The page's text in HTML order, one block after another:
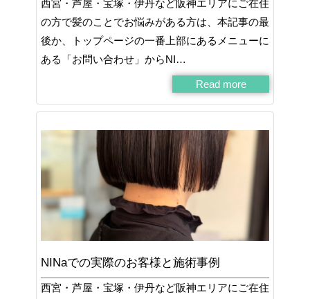
西宮・芦屋・宝塚・伊丹など阪神エリアにご在住
の方で髪のことでお悩みがある方は、本記事の最
後か、トップページの一番上部にあるメニューに
ある「お問い合わせ」からNI…
Read more
NINaでの実際のお客様と施術事例
西宮・芦屋・宝塚・伊丹など阪神エリアにご在住